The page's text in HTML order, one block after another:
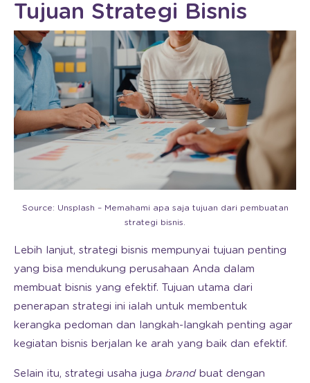
Tujuan Strategi Bisnis
Source: Unsplash – Memahami apa saja tujuan dari pembuatan
strategi bisnis.
Lebih lanjut, strategi bisnis mempunyai tujuan penting
yang bisa mendukung perusahaan Anda dalam
membuat bisnis yang efektif. Tujuan utama dari
penerapan strategi ini ialah untuk membentuk
kerangka pedoman dan langkah-langkah penting agar
kegiatan bisnis berjalan ke arah yang baik dan efektif.
Selain itu, strategi usaha juga brand buat dengan